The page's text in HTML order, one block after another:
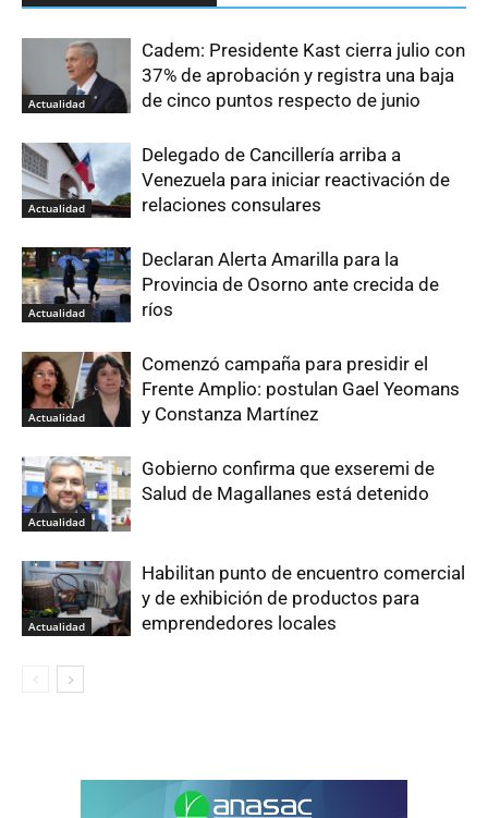
Actualidad
Cadem: Presidente Kast cierra julio con
37% de aprobación y registra una baja
de cinco puntos respecto de junio
Actualidad
Delegado de Cancillería arriba a
Venezuela para iniciar reactivación de
relaciones consulares
Actualidad
Declaran Alerta Amarilla para la
Provincia de Osorno ante crecida de
ríos
Actualidad
Comenzó campaña para presidir el
Frente Amplio: postulan Gael Yeomans
y Constanza Martínez
Actualidad
Gobierno confirma que exseremi de
Salud de Magallanes está detenido
Actualidad
Habilitan punto de encuentro comercial
y de exhibición de productos para
emprendedores locales